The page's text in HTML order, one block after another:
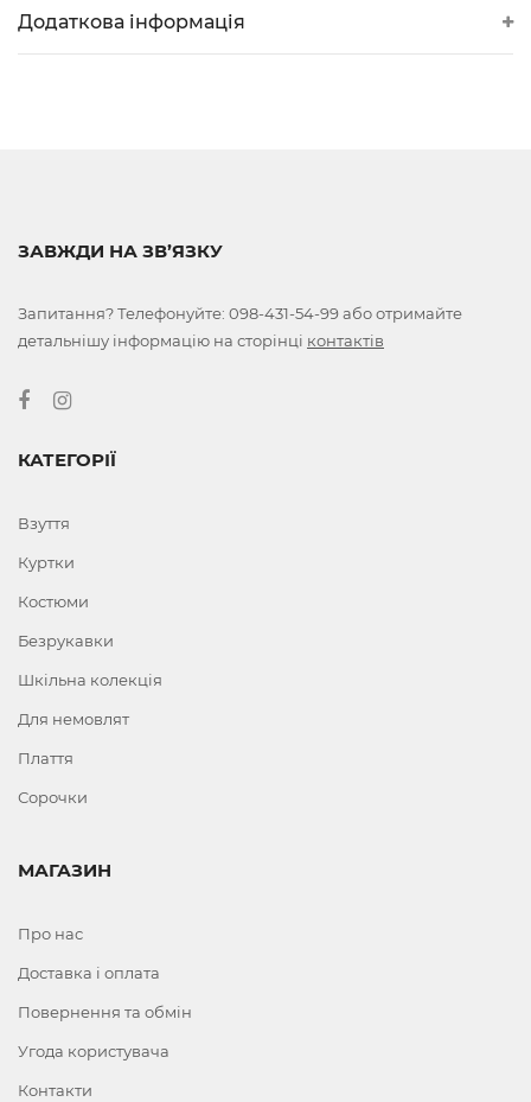
Додаткова інформація
ЗАВЖДИ НА ЗВ’ЯЗКУ
Запитання? Телефонуйте: 098-431-54-99або отримайте
детальнішу інформацію на сторінці контактів
КАТЕГОРІЇ
Взуття
Куртки
Костюми
Безрукавки
Шкільна колекція
Для немовлят
Плаття
Сорочки
МАГАЗИН
Про нас
Доставка і оплата
Повернення та обмін
Угода користувача
Контакти